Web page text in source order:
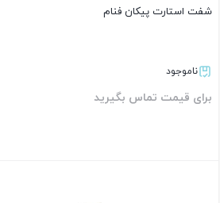
شفت استارت پیکان فنام
ناموجود
برای قیمت تماس بگیرید